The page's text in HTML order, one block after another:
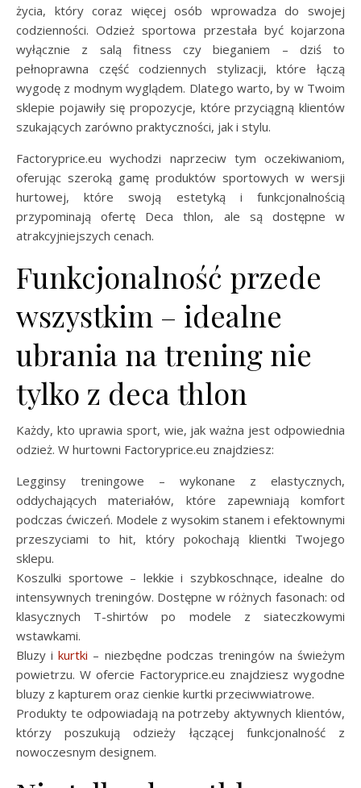
życia, który coraz więcej osób wprowadza do swojej
codzienności. Odzież sportowa przestała być kojarzona
wyłącznie z salą fitness czy bieganiem – dziś to
pełnoprawna część codziennych stylizacji, które łączą
wygodę z modnym wyglądem. Dlatego warto, by w Twoim
sklepie pojawiły się propozycje, które przyciągną klientów
szukających zarówno praktyczności, jak i stylu.
Factoryprice.eu wychodzi naprzeciw tym oczekiwaniom,
oferując szeroką gamę produktów sportowych w wersji
hurtowej, które swoją estetyką i funkcjonalnością
przypominają ofertę Deca thlon, ale są dostępne w
atrakcyjniejszych cenach.
Funkcjonalność przede
wszystkim – idealne
ubrania na trening nie
tylko z deca thlon
Każdy, kto uprawia sport, wie, jak ważna jest odpowiednia
odzież. W hurtowni Factoryprice.eu znajdziesz:
Legginsy treningowe – wykonane z elastycznych,
oddychających materiałów, które zapewniają komfort
podczas ćwiczeń. Modele z wysokim stanem i efektownymi
przeszyciami to hit, który pokochają klientki Twojego
sklepu.
Koszulki sportowe – lekkie i szybkoschnące, idealne do
intensywnych treningów. Dostępne w różnych fasonach: od
klasycznych T-shirtów po modele z siateczkowymi
wstawkami.
Bluzy ikurtki – niezbędne podczas treningów na świeżym
powietrzu. W ofercie Factoryprice.eu znajdziesz wygodne
bluzy z kapturem oraz cienkie kurtki przeciwwiatrowe.
Produkty te odpowiadają na potrzeby aktywnych klientów,
którzy poszukują odzieży łączącej funkcjonalność z
nowoczesnym designem.